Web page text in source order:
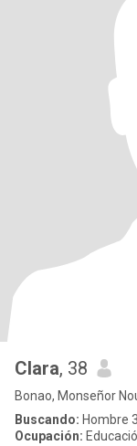
Clara, 38
Bonao, Monseñor
Buscando: Hombre
Ocupación: